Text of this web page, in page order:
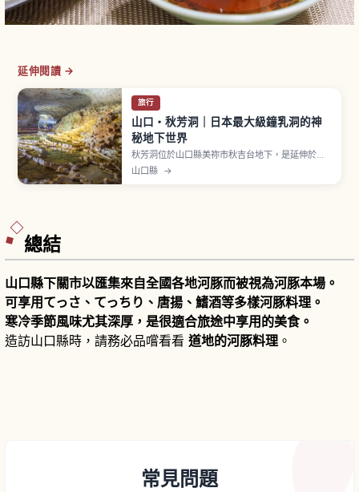
延伸閱讀 →
旅行
山口・秋芳洞｜日本最大級鐘乳洞的神
秘地下世界
秋芳洞位於山口縣美祢市秋吉台地下，是延伸於秋
吉台地下的大型鐘乳洞。觀光動線整備完善，可欣
賞由水流形塑成梯田狀的「百枚皿」，以及高聳大
山口縣 →
總結
山口縣下關市以匯集來自全國各地河豚而被視為河豚本場。
可享用てっさ、てっちり、唐揚、鰭酒等多樣河豚料理。
寒冷季節風味尤其深厚，是很適合旅途中享用的美食。
造訪山口縣時，請務必品嚐看看 道地的河豚料理 。
常見問題